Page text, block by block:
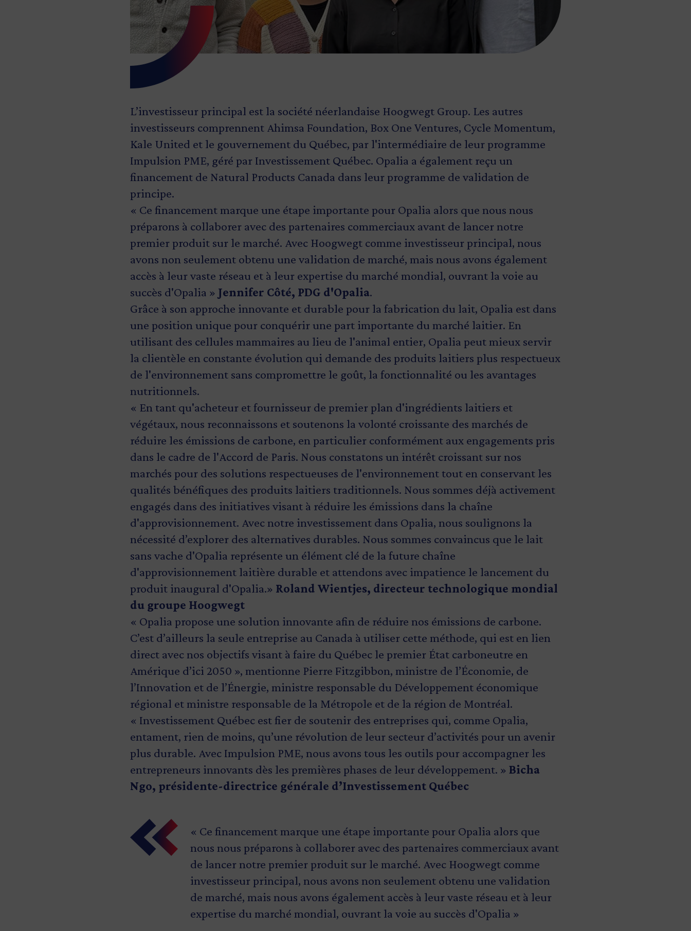
L’investisseur principal est la société néerlandaise Hoogwegt Group. Les autres
investisseurs comprennent Ahimsa Foundation, Box One Ventures, Cycle Momentum,
Kale United et le gouvernement du Québec, par l'intermédiaire de leur programme
Impulsion PME, géré par Investissement Québec. Opalia a également reçu un
financement de Natural Products Canada dans leur programme de validation de
principe.
« Ce financement marque une étape importante pour Opalia alors que nous nous
préparons à collaborer avec des partenaires commerciaux avant de lancer notre
premier produit sur le marché. Avec Hoogwegt comme investisseur principal, nous
avons non seulement obtenu une validation de marché, mais nous avons également
accès à leur vaste réseau et à leur expertise du marché mondial, ouvrant la voie au
succès d'Opalia » Jennifer Côté, PDG d'Opalia.
Grâce à son approche innovante et durable pour la fabrication du lait, Opalia est dans
une position unique pour conquérir une part importante du marché laitier. En
utilisant des cellules mammaires au lieu de l'animal entier, Opalia peut mieux servir
la clientèle en constante évolution qui demande des produits laitiers plus respectueux
de l'environnement sans compromettre le goût, la fonctionnalité ou les avantages
nutritionnels.
« En tant qu'acheteur et fournisseur de premier plan d'ingrédients laitiers et
végétaux, nous reconnaissons et soutenons la volonté croissante des marchés de
réduire les émissions de carbone, en particulier conformément aux engagements pris
dans le cadre de l'Accord de Paris. Nous constatons un intérêt croissant sur nos
marchés pour des solutions respectueuses de l'environnement tout en conservant les
qualités bénéfiques des produits laitiers traditionnels. Nous sommes déjà activement
engagés dans des initiatives visant à réduire les émissions dans la chaîne
d'approvisionnement. Avec notre investissement dans Opalia, nous soulignons la
nécessité d’explorer des alternatives durables. Nous sommes convaincus que le lait
sans vache d'Opalia représente un élément clé de la future chaîne
d'approvisionnement laitière durable et attendons avec impatience le lancement du
produit inaugural d'Opalia.» Roland Wientjes, directeur technologique mondial
du groupe Hoogwegt
« Opalia propose une solution innovante afin de réduire nos émissions de carbone.
C’est d’ailleurs la seule entreprise au Canada à utiliser cette méthode, qui est en lien
direct avec nos objectifs visant à faire du Québec le premier État carboneutre en
Amérique d’ici 2050 », mentionne Pierre Fitzgibbon, ministre de l’Économie, de
l’Innovation et de l’Énergie, ministre responsable du Développement économique
régional et ministre responsable de la Métropole et de la région de Montréal.
« Investissement Québec est fier de soutenir des entreprises qui, comme Opalia,
entament, rien de moins, qu’une révolution de leur secteur d’activités pour un avenir
plus durable. Avec Impulsion PME, nous avons tous les outils pour accompagner les
entrepreneurs innovants dès les premières phases de leur développement. » Bicha
Ngo, présidente-directrice générale d’Investissement Québec
« Ce financement marque une étape importante pour Opalia alors que
nous nous préparons à collaborer avec des partenaires commerciaux avant
de lancer notre premier produit sur le marché. Avec Hoogwegt comme
investisseur principal, nous avons non seulement obtenu une validation
de marché, mais nous avons également accès à leur vaste réseau et à leur
expertise du marché mondial, ouvrant la voie au succès d'Opalia »
Grâce à son approche innovante et durable pour la fabrication du lait,
Opalia est dans une position unique pour conquérir une part importante
du marché laitier. En utilisant des cellules mammaires au lieu de l'animal
entier, Opalia peut mieux servir la clientèle en constante évolution qui
demande des produits laitiers plus respectueux de l'environnement sans
compromettre le goût, la fonctionnalité ou les avantages nutritionnels.
« Opalia propose une solution innovante afin de réduire nos émissions de
carbone. C’est d’ailleurs la seule entreprise au Canada à utiliser cette
méthode, qui est en lien direct avec nos objectifs visant à faire du Québec
le premier État carboneutre en Amérique d’ici 2050 », mentionne Pierre
Fitzgibbon, ministre de l’Économie, de l’Innovation et de l’Énergie,
ministre responsable du Développement économique régional et ministre